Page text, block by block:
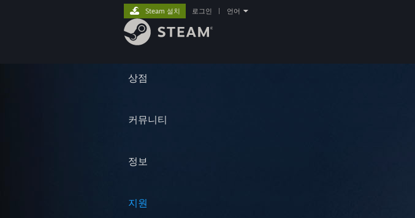
상점
커뮤니티
정보
지원
Steam 설치 로그인 언어